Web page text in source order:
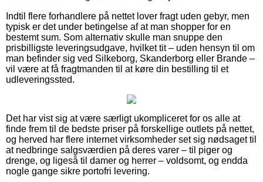
Indtil flere forhandlere på nettet lover fragt uden gebyr, men
typisk er det under betingelse af at man shopper for en
bestemt sum. Som alternativ skulle man snuppe den
prisbilligste leveringsudgave, hvilket tit – uden hensyn til om
man befinder sig ved Silkeborg, Skanderborg eller Brande –
vil være at få fragtmanden til at køre din bestilling til et
udleveringssted.
Det har vist sig at være særligt ukompliceret for os alle at
finde frem til de bedste priser på forskellige outlets på nettet,
og herved har flere internet virksomheder set sig nødsaget til
at nedbringe salgsværdien på deres varer – til piger og
drenge, og ligeså til damer og herrer – voldsomt, og endda
nogle gange sikre portofri levering.